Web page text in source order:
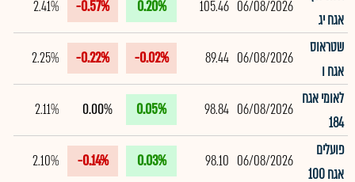
אגח יג
06/08/2026
105.46
0.20%
-0.57%
2.41%
שטראוס
אגח ו
06/08/2026
89.44
-0.02%
-0.22%
2.25%
לאומי אגח
184
06/08/2026
98.84
0.05%
0.00%
2.11%
פועלים
אגח 100
06/08/2026
98.10
0.03%
-0.14%
2.10%